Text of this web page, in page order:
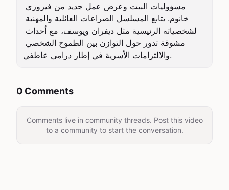
والالتزامات الأسرية في إطار درامي عاطفي.
0 Comments
Comments live in community threads. Post this video
to a community to start the conversation.